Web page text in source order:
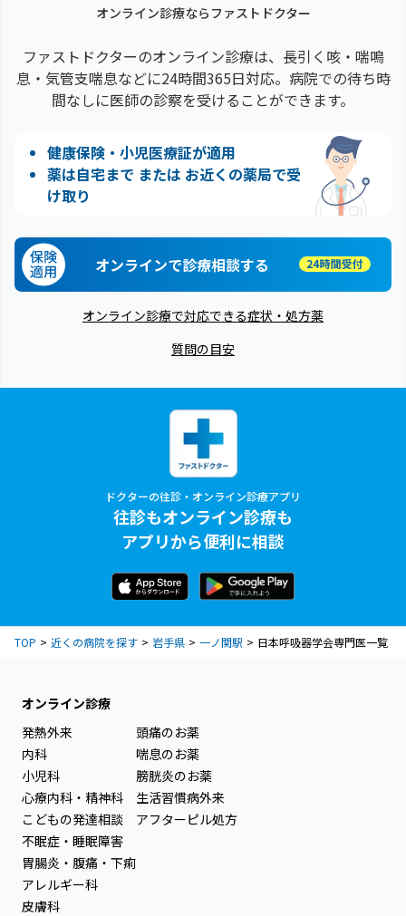
オンライン診療ならファストドクター
ファストドクターのオンライン診療は、長引く咳・喘鳴
息・気管支喘息などに24時間365日対応。病院での待ち時
間なしに医師の診察を受けることができます。
健康保険・小児医療証が適用
薬は自宅まで または お近くの薬局で受
け取り
オンラインで診療相談する
オンライン診療で対応できる症状・処方薬
質問の目安
ドクターの往診・オンライン診療アプリ
往診もオンライン診療も
アプリから便利に相談
TOP 近くの病院を探す 岩手県 一ノ関駅 日本呼吸器学会専門医一覧
オンライン診療
発熱外来
内科
小児科
心療内科・精神科
こどもの発達相談
不眠症・睡眠障害
胃腸炎・腹痛・下痢
アレルギー科
皮膚科
頭痛のお薬
喘息のお薬
膀胱炎のお薬
生活習慣病外来
アフターピル処方